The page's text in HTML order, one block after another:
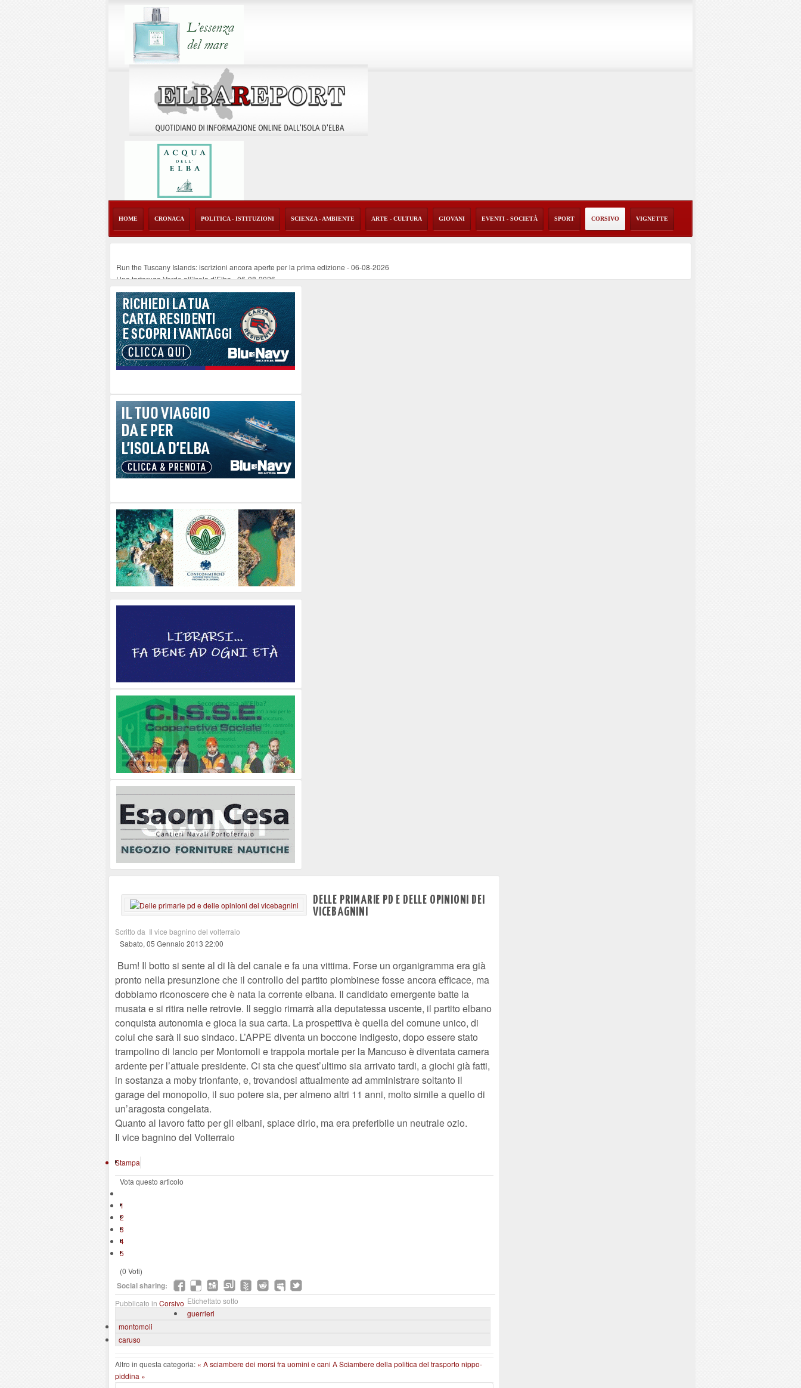
HOME CRONACA POLITICA - ISTITUZIONI SCIENZA - AMBIENTE ARTE - CULTURA GIOVANI EVENTI - SOCIETÀ SPORT CORSIVO VIGNETTE
Run the Tuscany Islands: iscrizioni ancora aperte per la prima edizione -06-08-2026
Una tartaruga Verde all’Isola d’Elba-06-08-2026
Furgone in fiamme a Capoliveri, illeso il conducente-06-08-2026
Campo: chiusura della biblioteca comunale in occasione del Santo Patrono
A Carpani si apre la Festa di Liberazione: il programma della prima serata
DELLE PRIMARIE PD E DELLE OPINIONI DEI
VICEBAGNINI
Scritto da Il vice bagnino del volterraio
Sabato, 05 Gennaio 2013 22:00
Bum! Il botto si sente al di là del canale e fa una vittima. Forse un organigramma era già
pronto nella presunzione che il controllo del partito piombinese fosse ancora efficace, ma
dobbiamo riconoscere che è nata la corrente elbana. Il candidato emergente batte la
musata e si ritira nelle retrovie. Il seggio rimarrà alla deputatessa uscente, il partito elbano
conquista autonomia e gioca la sua carta. La prospettiva è quella del comune unico, di
colui che sarà il suo sindaco. L’APPE diventa un boccone indigesto, dopo essere stato
trampolino di lancio per Montomoli e trappola mortale per la Mancuso è diventata camera
ardente per l’attuale presidente. Ci sta che quest’ultimo sia arrivato tardi, a giochi già fatti,
in sostanza a moby trionfante, e, trovandosi attualmente ad amministrare soltanto il
garage del monopolio, il suo potere sia, per almeno altri 11 anni, molto simile a quello di
un’aragosta congelata.
Quanto al lavoro fatto per gli elbani, spiace dirlo, ma era preferibile un neutrale ozio.
Il vice bagnino del Volterraio
Stampa
Vota questo articolo
1
2
3
4
5
(0 Voti)
Social sharing:
Pubblicato in Corsivo Etichettato sotto
guerrieri
montomoli
caruso
Altro in questa categoria: « A sciambere dei morsi fra uomini e cani A Sciambere della politica del trasporto nippo-
piddina »